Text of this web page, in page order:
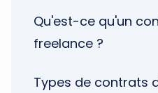
Qu'est-ce qu'un
freelance ?
Types de contrats